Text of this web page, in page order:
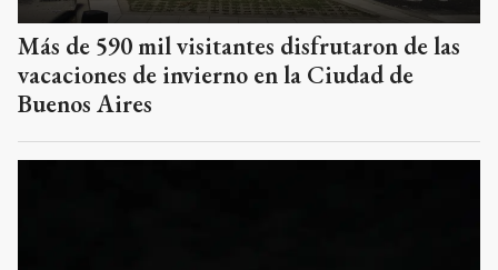
Más de 590 mil visitantes disfrutaron de las
vacaciones de invierno en la Ciudad de
Buenos Aires